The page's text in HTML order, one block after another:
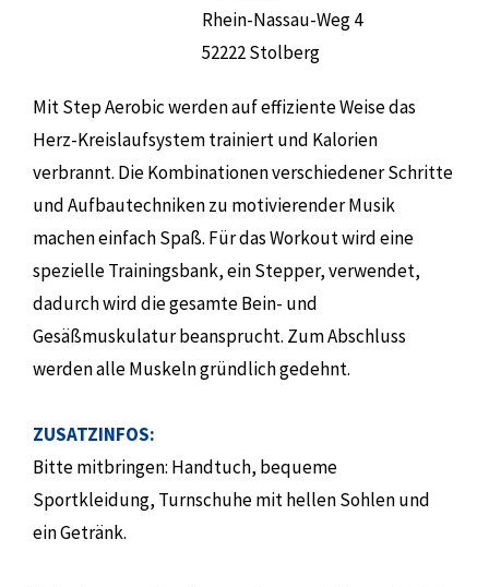
Rhein-Nassau-Weg 4
52222 Stolberg
Mit Step Aerobic werden auf effiziente Weise das
Herz-Kreislaufsystem trainiert und Kalorien
verbrannt. Die Kombinationen verschiedener Schritte
und Aufbautechniken zu motivierender Musik
machen einfach Spaß. Für das Workout wird eine
spezielle Trainingsbank, ein Stepper, verwendet,
dadurch wird die gesamte Bein- und
Gesäßmuskulatur beansprucht. Zum Abschluss
werden alle Muskeln gründlich gedehnt.
ZUSATZINFOS:
Bitte mitbringen: Handtuch, bequeme
Sportkleidung, Turnschuhe mit hellen Sohlen und
ein Getränk.